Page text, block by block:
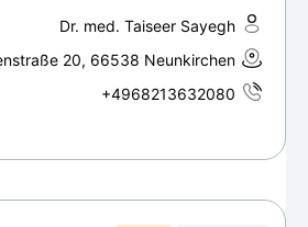
Dr. med. Taiseer Sayegh
20, 66538 Neunkirchen
+4968213632080